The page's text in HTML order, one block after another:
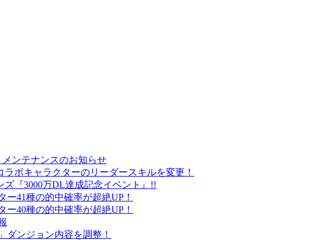
ンテナンスのお知らせ
ラボキャラクターのリーダースキルを変更！
ズ『3000万DL達成記念イベント』!!
ー41種の的中確率が超絶UP！
ー40種の的中確率が超絶UP！
ダンジョン内容を調整！